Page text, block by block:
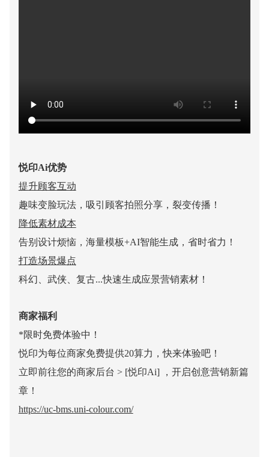
悦印Ai优势
提升顾客互动
趣味变脸玩法，吸引顾客拍照分享，裂变传播！
降低素材成本
告别设计烦恼，海量模板+AI智能生成，省时省力！
打造场景爆点
科幻、武侠、复古...快速生成应景营销素材！
商家福利
*限时免费体验中！
悦印为每位商家免费提供20算力，快来体验吧！
立即前往您的商家后台 > [悦印Ai] ，开启创意营销新篇
章！
https://uc-bms.uni-colour.com/